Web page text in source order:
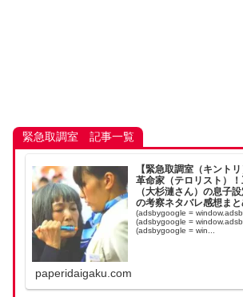
緊急取調室 記事一覧
【緊急取調室（キント
革命家（テロリスト）
（大杉漣さん）の息子
の考察ネタバレ感想まと
(adsbygoogle =
(adsbygoogle =
(adsbygoogle = win...
paperidaigaku.com